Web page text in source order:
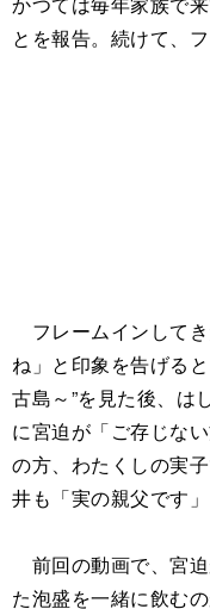
とを報告。続けて、
フレームインして
ね」と印象を告げる
古島～”を見た後、は
に宮迫が「ご存じな
の方、わたくしの実
井も「実の親父です」
前回の動画で、宮
た泡盛を一緒に飲む